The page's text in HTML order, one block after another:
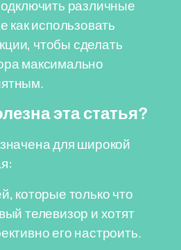
различные
как использовать
чтобы сделать
максимально
эта статья?
для широкой
которые только что
телевизор и хотят
его настроить.